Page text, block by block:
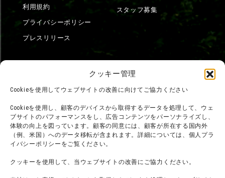
クッキー管理
Cookieを使用してウェブサイトの改善に向けてご協力ください
Cookieを使用し、顧客のデバイスから取得するデータを処理して、ウェ
ブサイトのパフォーマンスをし、広告コンテンツをパーソナライズし、
体験の向上を図っています。顧客の同意には、顧客が所在する国内外
（例、米国）へのデータ移転が含まれます。詳細については、個人プラ
イバシーポリシーをご覧ください。
クッキーを使用して、当ウェブサイトの改善にご協力ください。
利用規約
プライバシーポリシー
プレスリリース
スタッフ募集